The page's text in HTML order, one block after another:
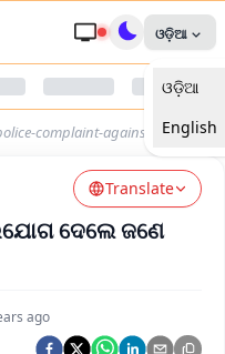
ଓଡ଼ିଆ
ଓଡ଼ିଆ
English
complaint-against-riya-dey
Translate
ଦେଲେ ଜଣେ
ago